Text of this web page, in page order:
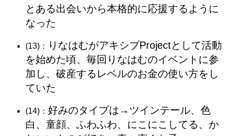
とある出会いから本格的に応援するように
なった
(13)：
りなはむがアキシブProjectとして活動
を始めた頃、毎回りなはむのイベントに参
加し、破産するレベルのお金の使い方をし
ていた
(14)： 好みのタイプは→ツインテール、色
白、童顔、ふわふわ、にこにこしてる、か